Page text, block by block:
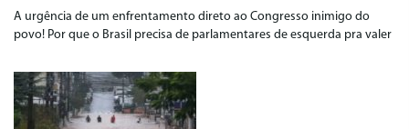
A urgência de um enfrentamento direto ao Congresso inimigo do
povo! Por que o Brasil precisa de parlamentares de esquerda pra valer